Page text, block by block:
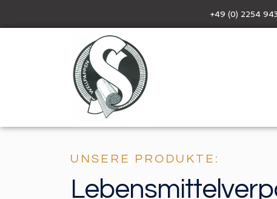
+49 (0) 2254
UNSERE PRODUKTE: